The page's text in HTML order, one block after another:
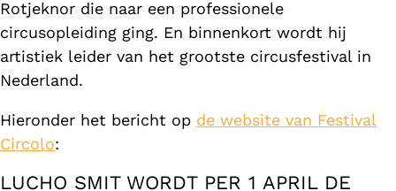
Rotjeknor die naar een professionele
circusopleiding ging. En binnenkort wordt hij
artistiek leider van het grootste circusfestival in
Nederland.
Hieronder het bericht op de website van Festival
Circolo:
LUCHO SMIT WORDT PER 1 APRIL DE